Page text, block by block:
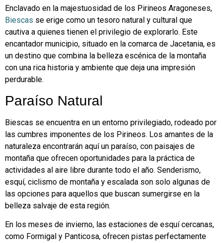
Enclavado en la majestuosidad de los Pirineos Aragoneses,
Biescas se erige como un tesoro natural y cultural que
cautiva a quienes tienen el privilegio de explorarlo. Este
encantador municipio, situado en la comarca de Jacetania, es
un destino que combina la belleza escénica de la montaña
con una rica historia y ambiente que deja una impresión
perdurable.
Paraíso Natural
Biescas se encuentra en un entorno privilegiado, rodeado por
las cumbres imponentes de los Pirineos. Los amantes de la
naturaleza encontrarán aquí un paraíso, con paisajes de
montaña que ofrecen oportunidades para la práctica de
actividades al aire libre durante todo el año. Senderismo,
esquí, ciclismo de montaña y escalada son solo algunas de
las opciones para aquellos que buscan sumergirse en la
belleza salvaje de esta región.
En los meses de invierno, las estaciones de esquí cercanas,
como Formigal y Panticosa, ofrecen pistas perfectamente